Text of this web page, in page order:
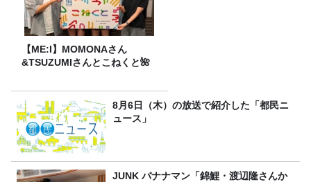
【ME:I】MOMONAさん
&TSUZUMIさんとこねくと🌺
8月6日（木）の放送で紹介した「都民ニ
ュース」
JUNK バナナマン「錦鯉・渡辺隆さんか